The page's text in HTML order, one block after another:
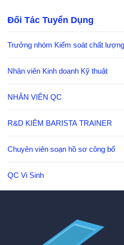
Đối Tác Tuyển Dụng
Trưởng nhóm Kiểm soát chất
Nhân viên Kinh doanh Kỹ thuật
NHÂN VIÊN QC
R&D KIÊM BARISTA TRAINER
Chuyên viên soạn hồ sơ công bố
QC Vi Sinh